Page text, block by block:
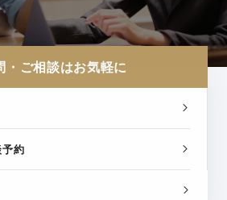
・ご相談はお気軽に
約